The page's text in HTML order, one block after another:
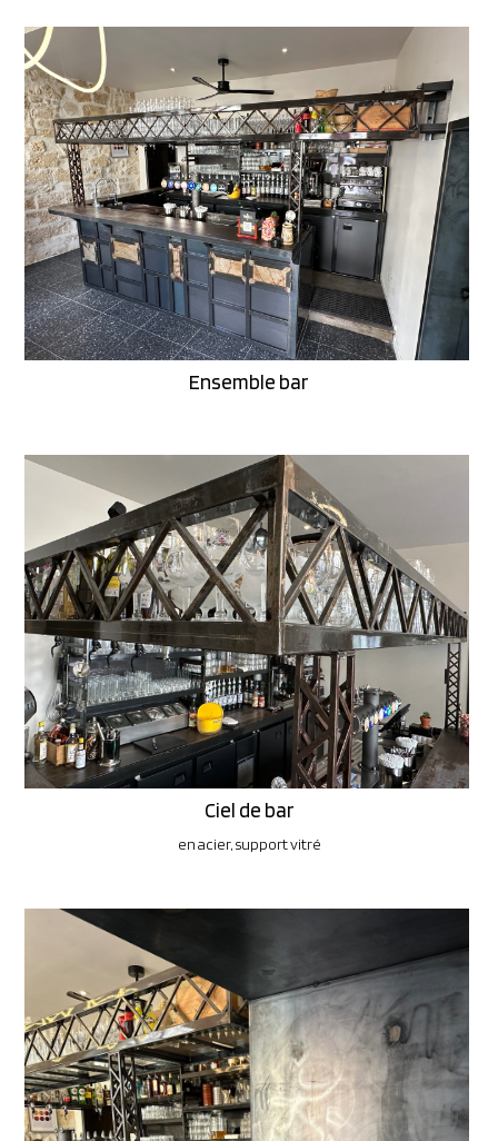
Ensemble bar
Ciel de bar
en acier, support vitré